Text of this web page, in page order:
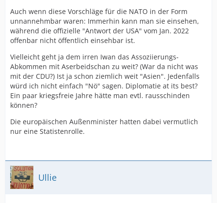
Auch wenn diese Vorschläge für die NATO in der Form
unnannehmbar waren: Immerhin kann man sie einsehen,
während die offizielle "Antwort der USA" vom Jan. 2022
offenbar nicht öffentlich einsehbar ist.
Vielleicht geht ja dem irren Iwan das Assoziierungs-
Abkommen mit Aserbeidschan zu weit? (War da nicht was
mit der CDU?) Ist ja schon ziemlich weit "Asien". Jedenfalls
würd ich nicht einfach "Nö" sagen. Diplomatie at its best?
Ein paar kriegsfreie Jahre hätte man evtl. rausschinden
können?
Die europäischen Außenminister hatten dabei vermutlich
nur eine Statistenrolle.
Ullie